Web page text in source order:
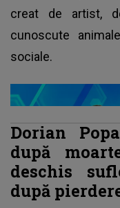
creat de artist,
cunoscute
sociale.
Dorian
după
deschis
după